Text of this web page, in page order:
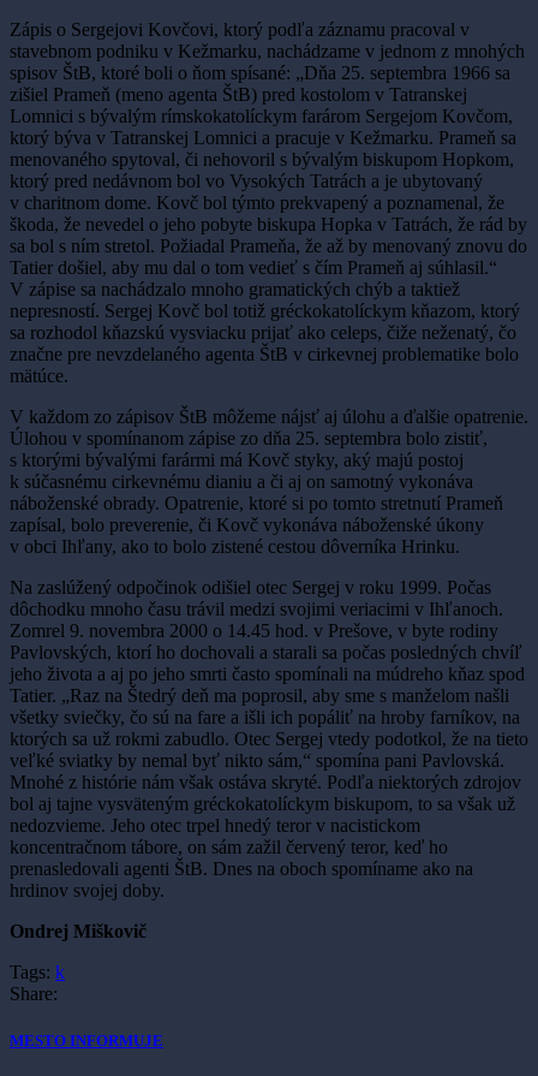
Zápis o Sergejovi Kovčovi, ktorý podľa záznamu pracoval v
stavebnom podniku v Kežmarku, nachádzame v jednom z mnohých
spisov ŠtB, ktoré boli o ňom spísané: „Dňa 25. septembra 1966 sa
zišiel Prameň (meno agenta ŠtB) pred kostolom v Tatranskej
Lomnici s bývalým rímskokatolíckym farárom Sergejom Kovčom,
ktorý býva v Tatranskej Lomnici a pracuje v Kežmarku. Prameň sa
menovaného spytoval, či nehovoril s bývalým biskupom Hopkom,
ktorý pred nedávnom bol vo Vysokých Tatrách a je ubytovaný
v charitnom dome. Kovč bol týmto prekvapený a poznamenal, že
škoda, že nevedel o jeho pobyte biskupa Hopka v Tatrách, že rád by
sa bol s ním stretol. Požiadal Prameňa, že až by menovaný znovu do
Tatier došiel, aby mu dal o tom vedieť s čím Prameň aj súhlasil.“
V zápise sa nachádzalo mnoho gramatických chýb a taktiež
nepresností. Sergej Kovč bol totiž gréckokatolíckym kňazom, ktorý
sa rozhodol kňazskú vysviacku prijať ako celeps, čiže neženatý, čo
značne pre nevzdelaného agenta ŠtB v cirkevnej problematike bolo
mätúce.
V každom zo zápisov ŠtB môžeme nájsť aj úlohu a ďalšie opatrenie.
Úlohou v spomínanom zápise zo dňa 25. septembra bolo zistiť,
s ktorými bývalými farármi má Kovč styky, aký majú postoj
k súčasnému cirkevnému dianiu a či aj on samotný vykonáva
náboženské obrady. Opatrenie, ktoré si po tomto stretnutí Prameň
zapísal, bolo preverenie, či Kovč vykonáva náboženské úkony
v obci Ihľany, ako to bolo zistené cestou dôverníka Hrinku.
Na zaslúžený odpočinok odišiel otec Sergej v roku 1999. Počas
dôchodku mnoho času trávil medzi svojimi veriacimi v Ihľanoch.
Zomrel 9. novembra 2000 o 14.45 hod. v Prešove, v byte rodiny
Pavlovských, ktorí ho dochovali a starali sa počas posledných chvíľ
jeho života a aj po jeho smrti často spomínali na múdreho kňaz spod
Tatier. „Raz na Štedrý deň ma poprosil, aby sme s manželom našli
všetky sviečky, čo sú na fare a išli ich popáliť na hroby farníkov, na
ktorých sa už rokmi zabudlo. Otec Sergej vtedy podotkol, že na tieto
veľké sviatky by nemal byť nikto sám,“ spomína pani Pavlovská.
Mnohé z histórie nám však ostáva skryté. Podľa niektorých zdrojov
bol aj tajne vysväteným gréckokatolíckym biskupom, to sa však už
nedozvieme. Jeho otec trpel hnedý teror v nacistickom
koncentračnom tábore, on sám zažil červený teror, keď ho
prenasledovali agenti ŠtB. Dnes na oboch spomíname ako na
hrdinov svojej doby.
Ondrej Miškovič
Tags: k
Share:
MESTO INFORMUJE